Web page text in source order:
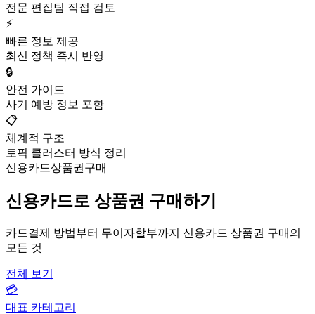
전문 편집팀 직접 검토
⚡
빠른 정보 제공
최신 정책 즉시 반영
🔒
안전 가이드
사기 예방 정보 포함
📋
체계적 구조
토픽 클러스터 방식 정리
신용카드상품권구매
신용카드로 상품권 구매하기
카드결제 방법부터 무이자할부까지 신용카드 상품권 구매의
모든 것
전체 보기
💳
대표 카테고리